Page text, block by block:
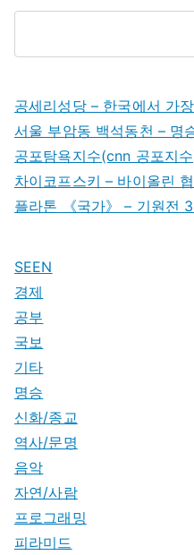
공세리성당 – 한국에서 가
서울 부암동 백석동천 – 명
공포탐욕지수(cnn 공포지
차이코프스키 – 바이올린
플라톤 《국가》 – 기원전
SEEN
경제
공부
국보
기타
명승
신화/종교
역사/문명
음악
자연/사람
프로그래밍
피라미드